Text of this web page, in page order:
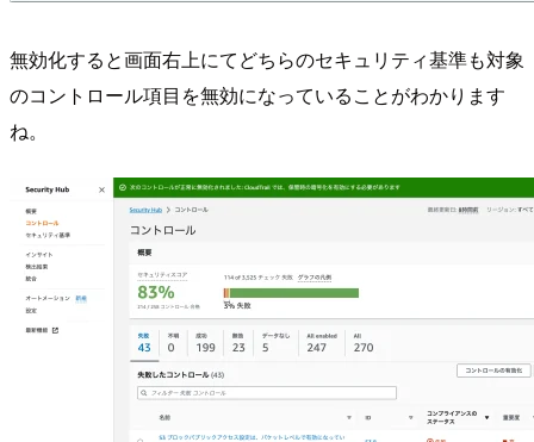
無効化すると画面右上にてどちらのセキュリティ基準も対象
のコントロール項目を無効になっていることがわかります
ね。